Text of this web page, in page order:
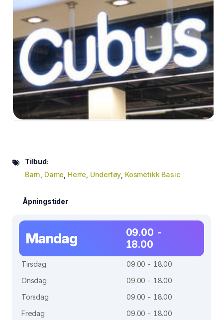
Tilbud:
Barn Dame Herre Undertøy Kosmetikk Basic
Åpningstider
Mandag
09.00 -
18.00
Tirsdag
09.00 - 18.00
Onsdag
09.00 - 18.00
Torsdag
09.00 - 18.00
Fredag
09.00 - 18.00